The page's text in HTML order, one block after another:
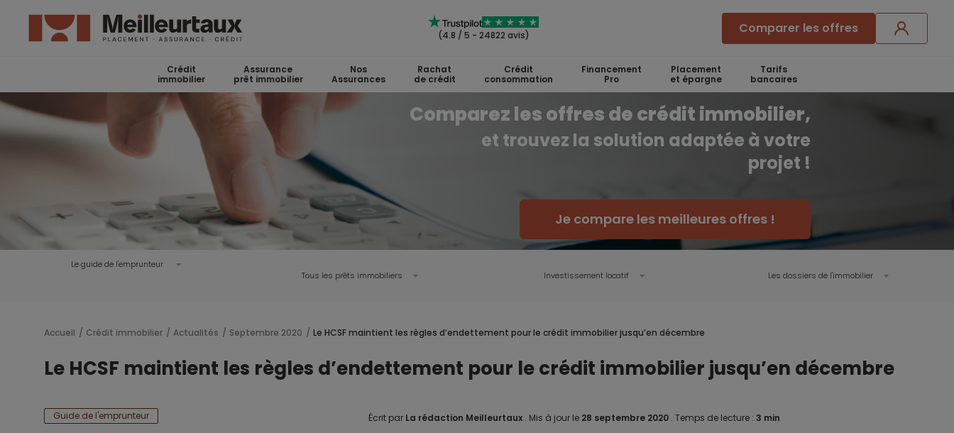
(4.8 / 5 - 24822 avis) Comparer les offres
Crédit
immobilier
Assurance
prêt immobilier
Nos
Assurances
Rachat
de crédit
Crédit
consommation
Financement
Pro
Placement
et épargne
Tarifs
bancaires
Comparez les offres de crédit immobilier,
et trouvez la solution adaptée à votre
projet !
Je compare les meilleures offres !
Le guide de l'emprunteur
Tous les prêts immobiliers
Investissement locatif Les dossiers de l'immobilier
Accueil Crédit immobilier Actualités Septembre 2020 Le HCSF maintient les règles d’endettement pour le crédit immobilier jusqu’en décembre
Le HCSF maintient les règles d’endettement pour le crédit immobilier jusqu’en décembre
Guide de l'emprunteur Écrit par La rédaction Meilleurtaux . Mis à jour le 28 septembre 2020 . Temps de lecture : 3 min